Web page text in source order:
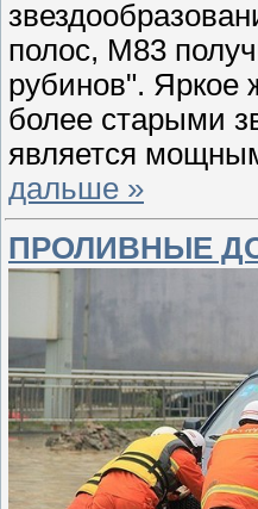
полос, M83
рубинов". Яркое
более старыми
является
дальше »
ПРОЛИВНЫЕ